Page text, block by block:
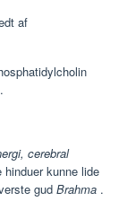
af
cerebral
hinduer kunne lide
gud Brahma .